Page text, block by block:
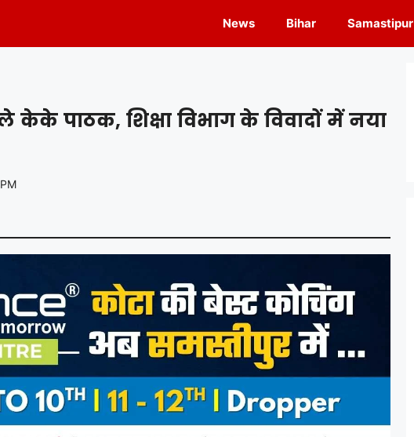
News Bihar Samastipur
केके पाठक, शिक्षा विभाग के विवादों में नया